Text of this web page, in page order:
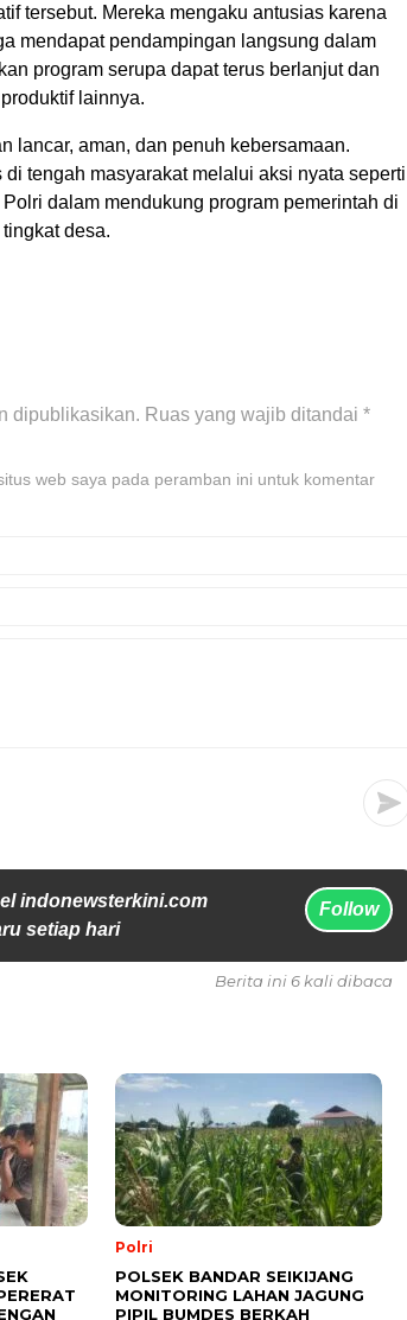
tersebut. Mereka mengaku antusias karena
mendapat pendampingan langsung dalam
program serupa dapat terus berlanjut dan
lainnya.
lancar, aman, dan penuh kebersamaan.
tengah masyarakat melalui aksi nyata seperti
dalam mendukung program pemerintah di
desa.
dipublikasikan. Ruas yang wajib ditandai *
web saya pada peramban ini untuk komentar
indonewsterkini.com
setiap hari
Follow
Berita ini 6 kali dibaca
Polri
POLSEK BANDAR SEIKIJANG
MONITORING LAHAN JAGUNG
PIPIL BUMDES BERKAH